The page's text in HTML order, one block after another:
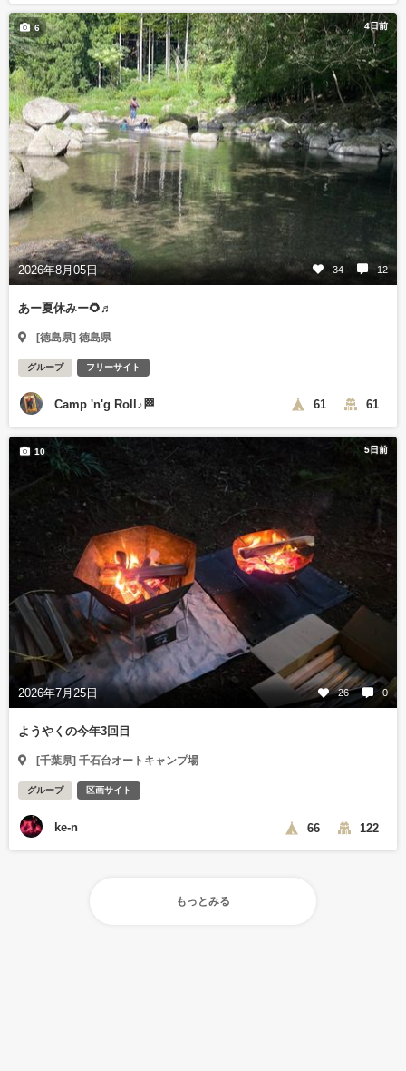
4日前
2026年8月05日 34 12
6
あー夏休みー🌻♬
[徳島県] 徳島県
グループ フリーサイト
Camp 'n'g Roll♪🏁 61 61
5日前
2026年7月25日 26 0
10
ようやくの今年3回目
[千葉県] 千石台オートキャンプ場
グループ 区画サイト
ke-n 66 122
もっとみる